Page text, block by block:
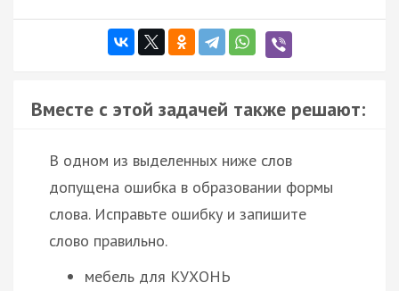
Вместе с этой задачей также решают:
В одном из выделенных ниже слов
допущена ошибка в образовании формы
слова. Исправьте ошибку и запишите
слово правильно.
мебель для КУХОНЬ